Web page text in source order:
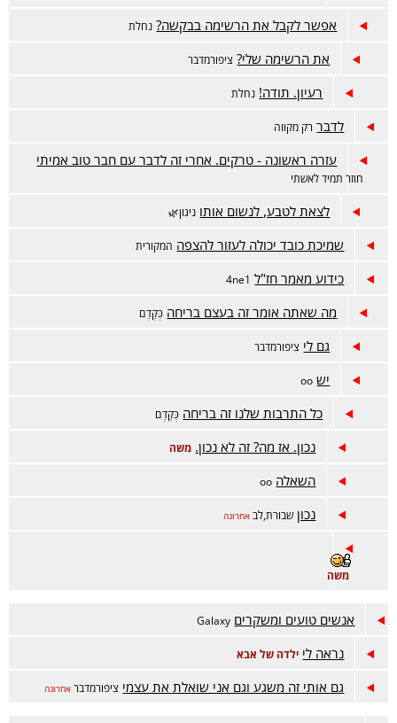
אפשר לקבל את הרשימה בבקשה? נחלת
את הרשימה שלי? ציפורמדבר
רעיון. תודה! נחלת
לדבר רק מקווה
עזרה ראשונה - טרקים. אחרי זה לדבר עם חבר טוב אמיתי
חוזר תמיד לאשתי
לצאת לטבע, לנשום אותו ניגון🌿
שמיכת כובד יכולה לעזור להצפה המקורית
כידוע מאמר חז"ל 4ne1
מה שאתה אומר זה בעצם בריחה כְּקֶדֶם
גם לי ציפורמדבר
יש oo
כל התרבות שלנו זה בריחה כְּקֶדֶם
נכון. אז מה? זה לא נכון. משה
השאלה oo
נכון שבורת,לב אחרונה
משה
אנשים טועים ומשקרים Galaxy
נראה לי ילדה של אבא
גם אותי זה משגע וגם אני שואלת את עצמי ציפורמדבר אחרונה